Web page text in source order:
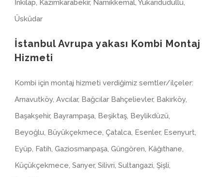
İnkılap, Kazımkarabekir, Namıkkemal, Yukarıdudullu,
Üsküdar
İstanbul Avrupa yakası Kombi Montaj
Hizmeti
Kombi için montaj hizmeti verdiğimiz semtler/ilçeler:
Arnavutköy, Avcılar, Bağcılar Bahçelievler, Bakırköy,
Başakşehir, Bayrampaşa, Beşiktaş, Beylikdüzü,
Beyoğlu, Büyükçekmece, Çatalca, Esenler, Esenyurt,
Eyüp, Fatih, Gaziosmanpaşa, Güngören, Kâğıthane,
Küçükçekmece, Sarıyer, Silivri, Sultangazi, Şişli,